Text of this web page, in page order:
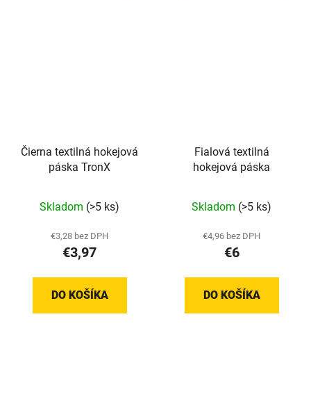
Čierna textilná hokejová
páska TronX
Skladom (>5 ks)
€3,28 bez DPH
€3,97
DO KOŠÍKA
Fialová textilná
hokejová páska
Skladom (>5 ks)
€4,96 bez DPH
€6
DO KOŠÍKA